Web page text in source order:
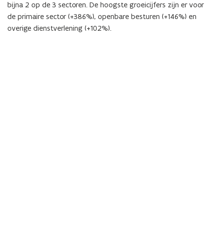
bijna 2 op de 3 sectoren. De hoogste groeicijfers zijn er voor
de primaire sector (+386%), openbare besturen (+146%) en
overige dienstverlening (+102%).